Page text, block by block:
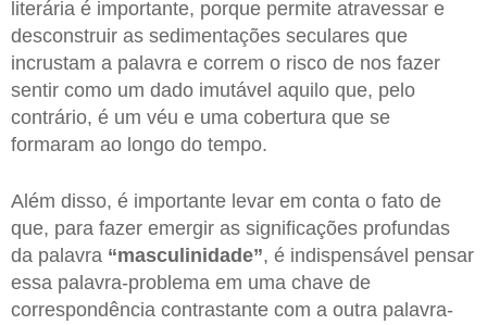
literária é importante, porque permite atravessar e
desconstruir as sedimentações seculares que
incrustam a palavra e correm o risco de nos fazer
sentir como um dado imutável aquilo que, pelo
contrário, é um véu e uma cobertura que se
formaram ao longo do tempo.
Além disso, é importante levar em conta o fato de
que, para fazer emergir as significações profundas
da palavra “masculinidade”, é indispensável pensar
essa palavra-problema em uma chave de
correspondência contrastante com a outra palavra-